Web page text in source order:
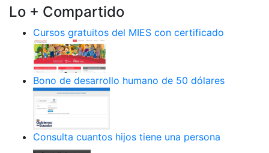
Lo + Compartido
Cursos gratuitos del MIES con certificado
Bono de desarrollo humano de 50 dólares
Consulta cuantos hijos tiene una persona